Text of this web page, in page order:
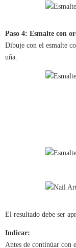
Paso 4: Esmalte con
Dibuje con el esmalte
uña.
El resultado debe ser
Indicar:
Antes de continúar con